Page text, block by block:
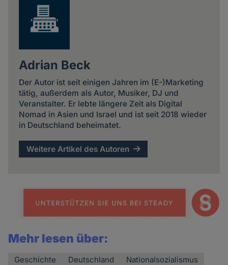
Adrian Beck
Der Autor ist seit einigen Jahren im (E-)Marketing
tätig, außerdem als Autor, Musiker, DJ und
Veranstalter. Er lebte längere Zeit als Digital
Nomad in Asien und Israel und ist seit 2018 wieder
in Deutschland beheimatet.
Weitere Artikel des Autoren
Mehr lesen über:
Geschichte Deutschland
Nationalsozialismus